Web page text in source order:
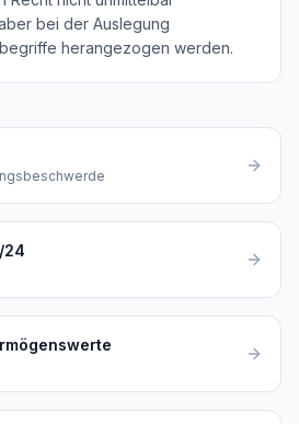
bei der Auslegung
herangezogen werden.
24